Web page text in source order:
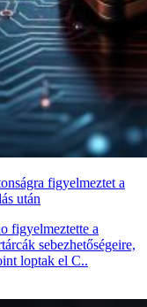
figyelmeztet a
után
figyelmeztette a
sebezhetőségeire,
loptak el C..